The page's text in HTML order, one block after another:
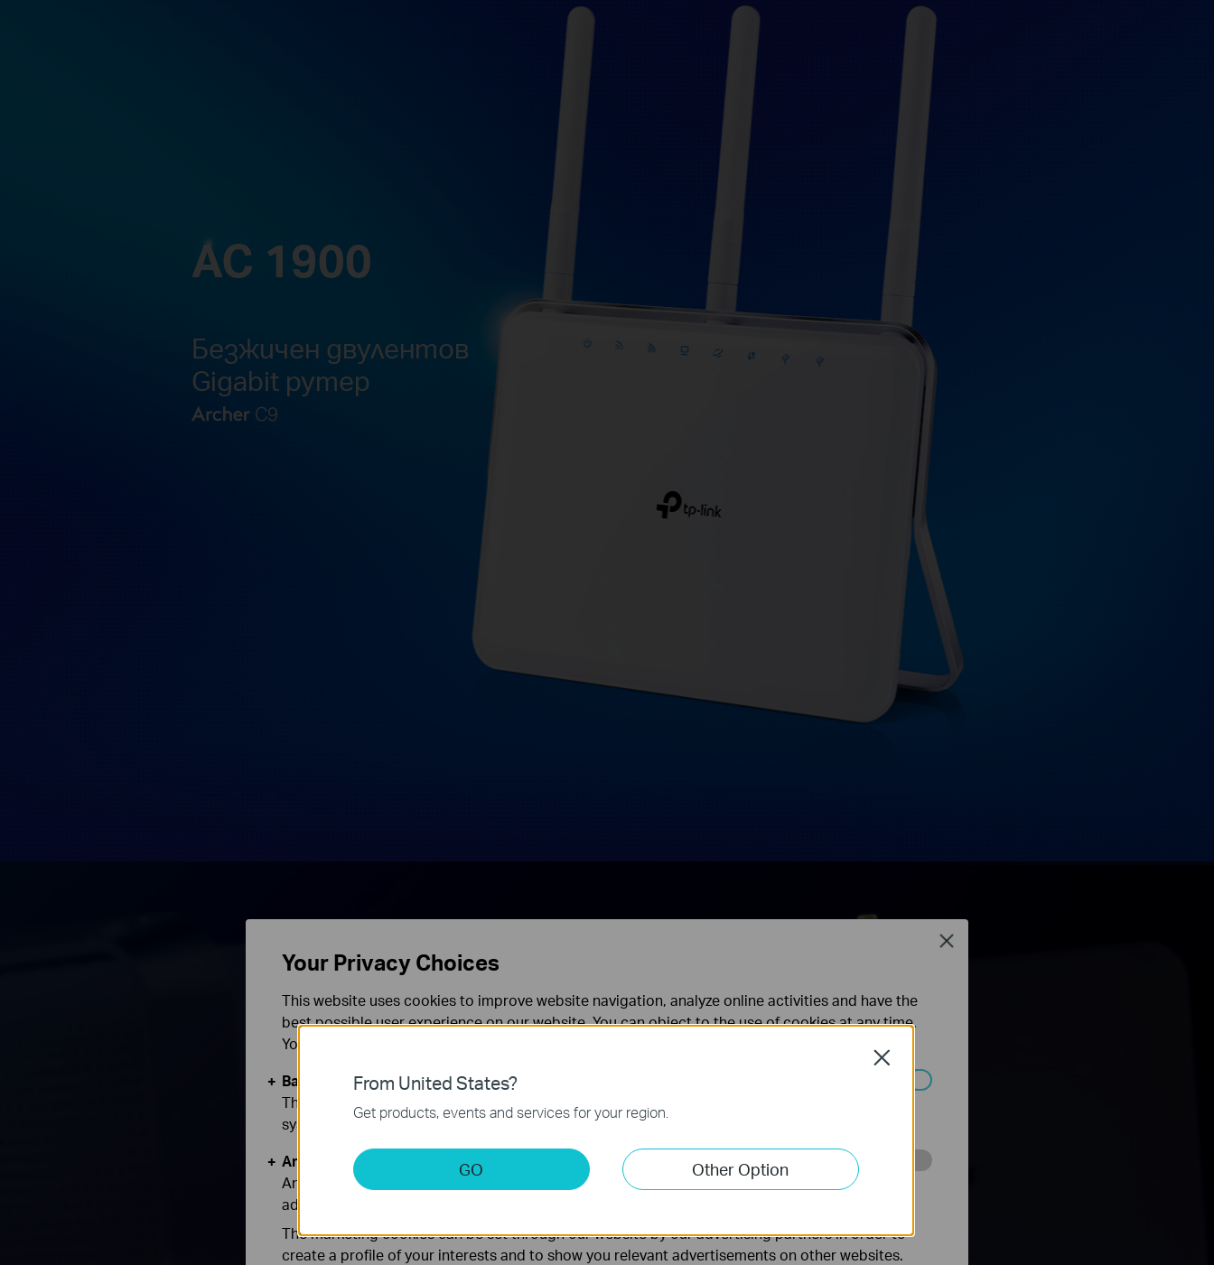
AC 1900
Безжичен двулентов
Gigabit рутер
From United States?
Get products, events and services for your region.
GO Other Option
Close
Your Privacy Choices
This website uses cookies to improve website navigation, analyze online activities and have the
best possible user experience on our website. You can object to the use of cookies at any time.
You can find more information in our
Basic Cookies
These cookies are necessary for the website to function and cannot be deactivated in your
systems.
Analysis and Marketing Cookies
Analysis cookies enable us to analyze your activities on our website in order to improve and
adapt the functionality of our website.
The marketing cookies can be set through our website by our advertising partners in order to
create a profile of your interests and to show you relevant advertisements on other websites.
Close